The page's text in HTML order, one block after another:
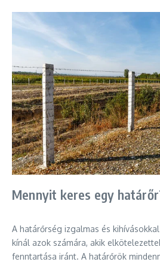
Mennyit keres egy
A határőrség izgalmas és
kínál azok számára, akik
fenntartása iránt. A határőrök